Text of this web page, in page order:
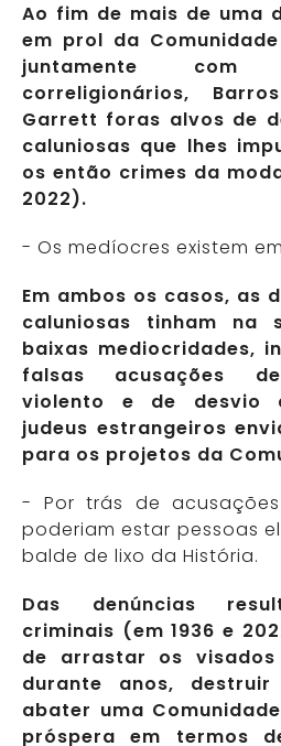
Ao fim de mais de uma
em prol da
juntamente com
correligionários,
Garrett foras alvos de
caluniosas que lhes
os então crimes da
2022).
- Os medíocres existem
Em ambos os casos, as
caluniosas tinham na
baixas mediocridades,
falsas acusações
violento e de desvio
judeus estrangeiros
para os projetos da
- Por trás de
poderiam estar pessoas
balde de lixo da História.
Das denúncias
criminais (em 1936 e
de arrastar os
durante anos,
abater uma
próspera em termos